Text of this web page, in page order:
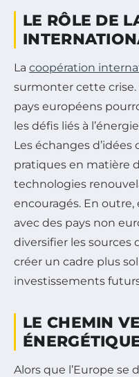
LE RÔLE DE
La coopération
surmonter cette crise.
pays européens
les défis liés à
Les échanges
pratiques en matière
technologies
encouragés. En
avec des pays non
diversifier les sources
créer un cadre plus
investissements
LE CHEMIN
Alors que l’Europe se